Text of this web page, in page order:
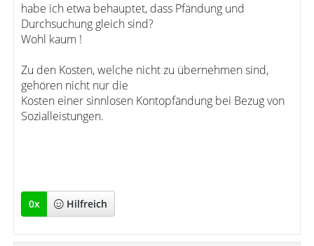
habe ich etwa behauptet, dass Pfändung und
Durchsuchung gleich sind?
Wohl kaum !
Zu den Kosten, welche nicht zu übernehmen sind,
gehören nicht nur die
Kosten einer sinnlosen Kontopfändung bei Bezug von
Sozialleistungen.
0x Hilfreich